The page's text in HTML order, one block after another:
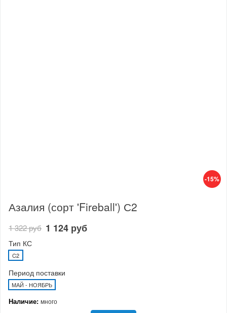
-15%
Азалия (сорт 'Fireball') С2
1 322 руб 1 124 руб
Тип КС
C2
Период поставки
МАЙ - НОЯБРЬ
Наличие: много